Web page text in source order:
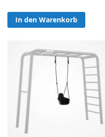
In den Warenkorb